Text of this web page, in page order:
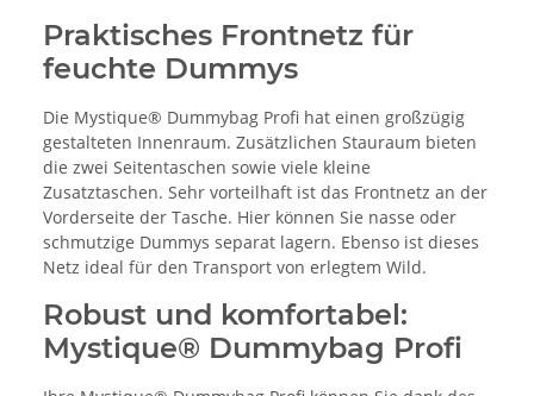
Praktisches Frontnetz für
feuchte Dummys
Die Mystique® Dummybag Profi hat einen großzügig
gestalteten Innenraum. Zusätzlichen Stauraum bieten
die zwei Seitentaschen sowie viele kleine
Zusatztaschen. Sehr vorteilhaft ist das Frontnetz an der
Vorderseite der Tasche. Hier können Sie nasse oder
schmutzige Dummys separat lagern. Ebenso ist dieses
Netz ideal für den Transport von erlegtem Wild.
Robust und komfortabel:
Mystique® Dummybag Profi